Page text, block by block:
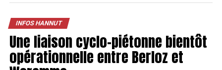
INFOS HANNUT
Une liaison cyclo-piétonne bientôt
opérationnelle entre Berloz et